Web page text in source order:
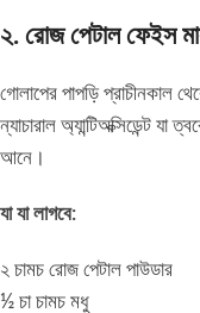
২. রোজ পেটাল ফেইস
গোলাপের পাপড়ি প্রাচীনকাল
ন্যাচারাল অ্যান্টিঅক্সিডেন্ট
আনে।
যা যা লাগবে:
২ চামচ রোজ পেটাল পাউডার
½ চা চামচ মধু